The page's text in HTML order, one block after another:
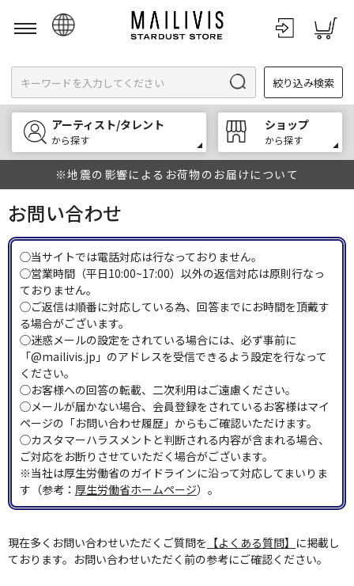
English
한국어
中文
絞り込み検索
アーティスト/タレント
から探す
ショップ
から探す
※地震の影響によるお荷物のお届けについて
お問い合わせ
◯当サイトでは電話対応は行なっておりません。
◯営業時間（平日10:00~17:00）以外の返信対応は原則行なっ
ておりません。
◯ご返信は順番に対応している為、回答までにお時間を頂戴す
る場合がございます。
◯迷惑メールの設定をされている場合には、必ず事前に
「@mailivis.jp」のアドレスを受信できるよう設定を行なって
ください。
◯お客様への回答の転載、二次利用はご遠慮ください。
◯メールが届かない場合、会員登録をされているお客様はマイ
ページの「お問い合わせ履歴」からもご確認いただけます。
◯カスタマーハラスメントと判断される内容が含まれる場合、
ご対応をお断りさせていただく場合がございます。
※当社は厚生労働省のガイドラインに沿って対応してまいりま
す（参考： 厚生労働省ホームページ）。
現在多くお問い合わせいただくご質問を 【よくある質問】 に掲載し
ております。お問い合わせいただく前の参考にご確認ください。